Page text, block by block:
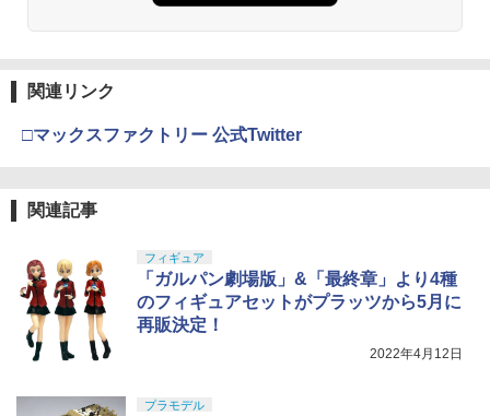
ツ ONE PIECE シャンクス -マリンフォ
￥4,440
5
TAMASHII NATIONS S.H.フィギュアー
ツ 攻殻機動隊 THE GHOST IN THE SHE
分け済みプラモデル
4
BANDAI SPIRITS(バンダイ スピリッツ)
HGAW 機動新世紀ガンダムX ガンダムエ
5
BANDAI SPIRITS(バンダイ スピリッツ)
30MS Fate/Grand Order アルトリア・
キャスター 色分け済みプラモデル
￥3,409
コッキングライフル ブラック
USP 10歳以上エアーHOPハンドガン 手
動
￥2,666
￥962
4
タミヤ(TAMIYA) メイクアップ材シリー
ズ No.3 タミヤセメント(角びん) 40ml 模
5
GSIクレオス Mr.トップコート 水性プレ
ミアムトップコートスプレー つや消し 8
8ml ホビー用仕上材 B603
関連リンク
□マックスファクトリー 公式Twitter
関連記事
フィギュア
「ガルパン劇場版」&「最終章」より4種
のフィギュアセットがプラッツから5月に
再販決定！
2022年4月12日
プラモデル